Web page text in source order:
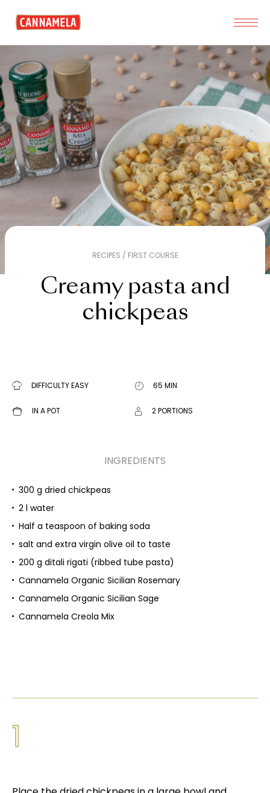
RECIPES / FIRST COURSE
Creamy pasta and
chickpeas
DIFFICULTY EASY 65 MIN
IN A POT 2 PORTIONS
INGREDIENTS
300 g dried chickpeas
2 l water
Half a teaspoon of baking soda
salt and extra virgin olive oil to taste
200 g ditali rigati (ribbed tube pasta)
Cannamela Organic Sicilian Rosemary
Cannamela Organic Sicilian Sage
Cannamela Creola Mix
1